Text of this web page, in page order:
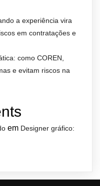
a experiência vira
em contratações e
como COREN,
e evitam riscos na
em Designer gráfico: